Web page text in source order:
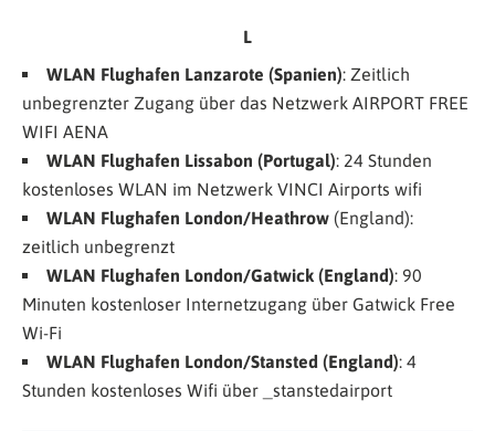
L
WLAN Flughafen Lanzarote (Spanien): Zeitlich
unbegrenzter Zugang über das Netzwerk AIRPORT FREE
WIFI AENA
WLAN Flughafen Lissabon (Portugal): 24 Stunden
kostenloses WLAN im Netzwerk VINCI Airports wifi
WLAN Flughafen London/Heathrow (England):
zeitlich unbegrenzt
WLAN Flughafen London/Gatwick (England): 90
Minuten kostenloser Internetzugang über Gatwick Free
Wi-Fi
WLAN Flughafen London/Stansted (England): 4
Stunden kostenloses Wifi über
_stanstedairport